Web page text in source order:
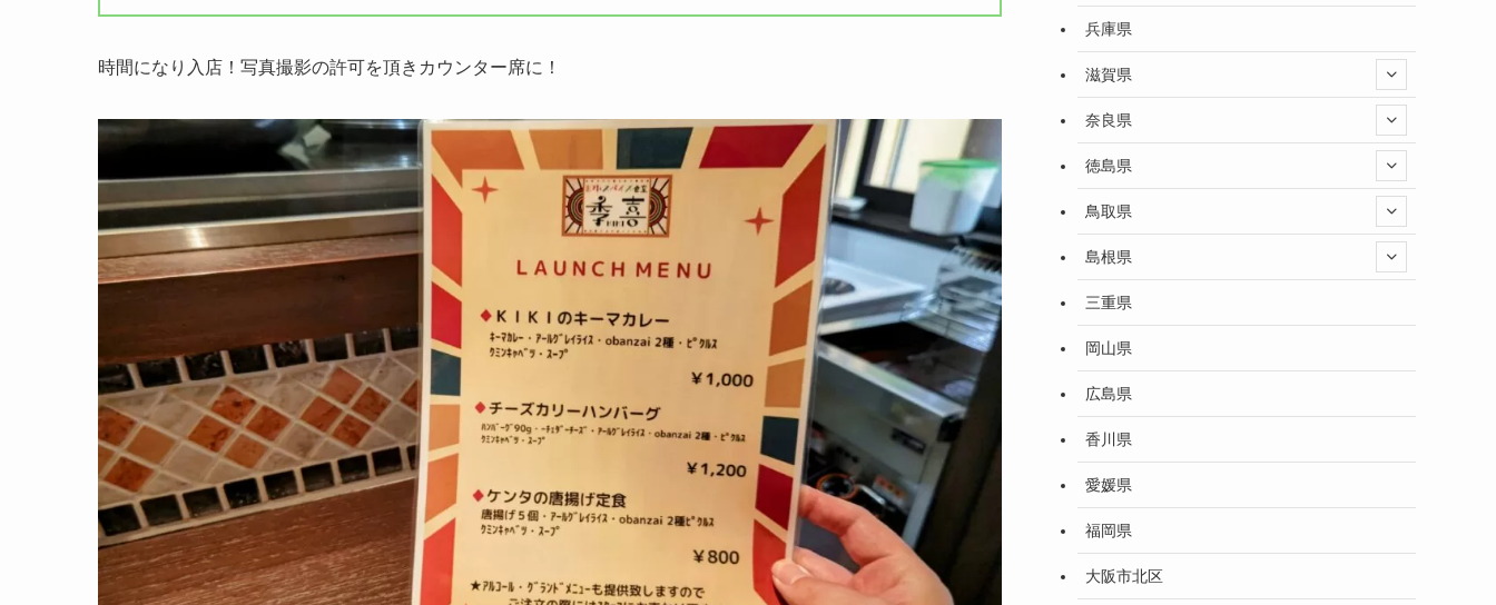
時間になり入店！写真撮影の許可を頂きカウンター席に！
兵庫県
滋賀県
奈良県
徳島県
鳥取県
島根県
三重県
岡山県
広島県
香川県
愛媛県
福岡県
大阪市北区